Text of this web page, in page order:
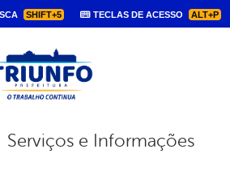
SHIFT+5 TECLAS DE ACESSO ALT+P
menu principal de navegação
Serviços e Informações